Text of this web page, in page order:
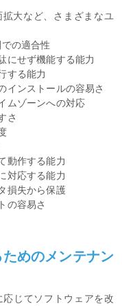
大など、さまざまなユ
の適合性
にせず機能する能力
する能力
インストールの容易さ
ムゾーンへの対応
さ
動作する能力
対応する能力
損失から保護
の容易さ
めのメンテナン
じてソフトウェアを改